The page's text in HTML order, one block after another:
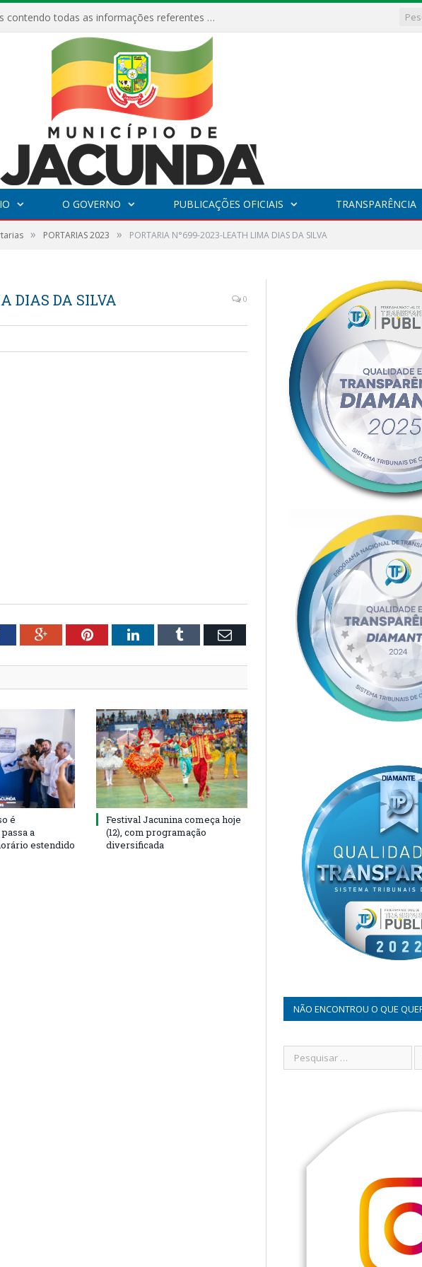
Relatórios Detalhados contendo todas as informações referentes a execução de recursos destinados ao fomento de projetos culturais no Município de Jacundá entre os anos de 2022 ao presente ano de 2026.
O GOVERNO PUBLICAÇÕES OFICIAIS TRANSPARÊNCIA
» PORTARIAS 2023 » PORTARIA N°699-2023-LEATH LIMA DIAS DA SILVA
DIAS DA SILVA 0
Google+PinterestLinkedInTumblr Email
é
a
estendido
Festival Jacunina começa hoje
(12), com programação
diversificada
NÃO ENCONTROU O QUE